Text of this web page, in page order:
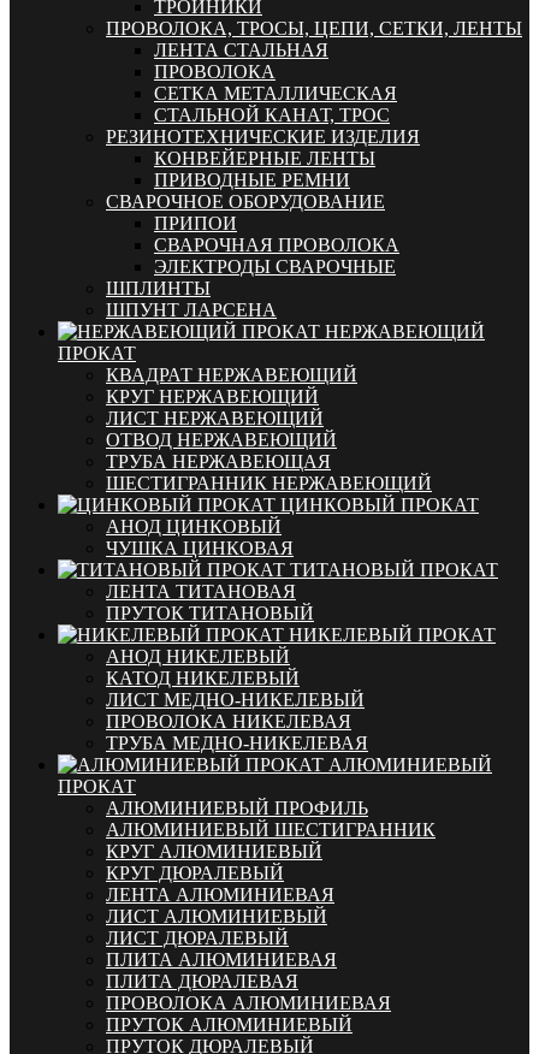
ТРОЙНИКИ
ПРОВОЛОКА, ТРОСЫ, ЦЕПИ, СЕТКИ, ЛЕНТЫ
ЛЕНТА СТАЛЬНАЯ
ПРОВОЛОКА
СЕТКА МЕТАЛЛИЧЕСКАЯ
СТАЛЬНОЙ КАНАТ, ТРОС
РЕЗИНОТЕХНИЧЕСКИЕ ИЗДЕЛИЯ
КОНВЕЙЕРНЫЕ ЛЕНТЫ
ПРИВОДНЫЕ РЕМНИ
СВАРОЧНОЕ ОБОРУДОВАНИЕ
ПРИПОИ
СВАРОЧНАЯ ПРОВОЛОКА
ЭЛЕКТРОДЫ СВАРОЧНЫЕ
ШПЛИНТЫ
ШПУНТ ЛАРСЕНА
НЕРЖАВЕЮЩИЙ
ПРОКАТ
КВАДРАТ НЕРЖАВЕЮЩИЙ
КРУГ НЕРЖАВЕЮЩИЙ
ЛИСТ НЕРЖАВЕЮЩИЙ
ОТВОД НЕРЖАВЕЮЩИЙ
ТРУБА НЕРЖАВЕЮЩАЯ
ШЕСТИГРАННИК НЕРЖАВЕЮЩИЙ
ЦИНКОВЫЙ ПРОКАТ
АНОД ЦИНКОВЫЙ
ЧУШКА ЦИНКОВАЯ
ТИТАНОВЫЙ ПРОКАТ
ЛЕНТА ТИТАНОВАЯ
ПРУТОК ТИТАНОВЫЙ
НИКЕЛЕВЫЙ ПРОКАТ
АНОД НИКЕЛЕВЫЙ
КАТОД НИКЕЛЕВЫЙ
ЛИСТ МЕДНО-НИКЕЛЕВЫЙ
ПРОВОЛОКА НИКЕЛЕВАЯ
ТРУБА МЕДНО-НИКЕЛЕВАЯ
АЛЮМИНИЕВЫЙ
ПРОКАТ
АЛЮМИНИЕВЫЙ ПРОФИЛЬ
АЛЮМИНИЕВЫЙ ШЕСТИГРАННИК
КРУГ АЛЮМИНИЕВЫЙ
КРУГ ДЮРАЛЕВЫЙ
ЛЕНТА АЛЮМИНИЕВАЯ
ЛИСТ АЛЮМИНИЕВЫЙ
ЛИСТ ДЮРАЛЕВЫЙ
ПЛИТА АЛЮМИНИЕВАЯ
ПЛИТА ДЮРАЛЕВАЯ
ПРОВОЛОКА АЛЮМИНИЕВАЯ
ПРУТОК АЛЮМИНИЕВЫЙ
ПРУТОК ДЮРАЛЕВЫЙ